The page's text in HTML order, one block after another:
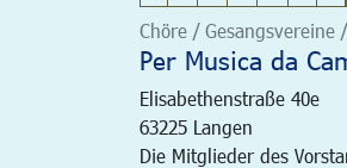
Chöre /
Per Musica da
Elisabethenstraße 40e
63225 Langen
Die Mitglieder des